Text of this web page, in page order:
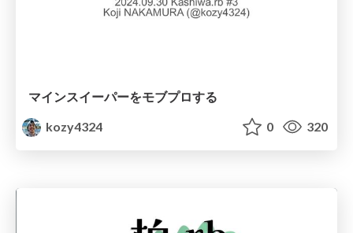
マインスイーパーをモブプロする
kozy4324
0 320